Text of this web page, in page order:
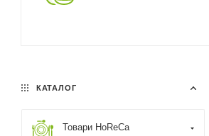
КАТАЛОГ
Товари HoReCa